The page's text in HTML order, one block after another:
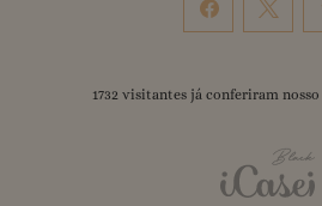
1732 visitantes já conferiram nosso